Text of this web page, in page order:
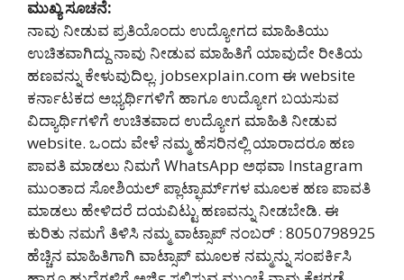
ಮುಖ್ಯ ಸೂಚನೆ:
ನಾವು ನೀಡುವ ಪ್ರತಿಯೊಂದು ಉದ್ಯೋಗದ ಮಾಹಿತಿಯು
ಉಚಿತವಾಗಿದ್ದು ನಾವು ನೀಡುವ ಮಾಹಿತಿಗೆ ಯಾವುದೇ ರೀತಿಯ
ಹಣವನ್ನು ಕೇಳುವುದಿಲ್ಲ. jobsexplain.com ಈ website
ಕರ್ನಾಟಕದ ಅಭ್ಯರ್ಥಿಗಳಿಗೆ ಹಾಗೂ ಉದ್ಯೋಗ ಬಯಸುವ
ವಿದ್ಯಾರ್ಥಿಗಳಿಗೆ ಉಚಿತವಾದ ಉದ್ಯೋಗ ಮಾಹಿತಿ ನೀಡುವ
website. ಒಂದು ವೇಳೆ ನಮ್ಮ ಹೆಸರಿನಲ್ಲಿ ಯಾರಾದರೂ ಹಣ
ಪಾವತಿ ಮಾಡಲು ನಿಮಗೆ WhatsApp ಅಥವಾ Instagram
ಮುಂತಾದ ಸೋಶಿಯಲ್ ಪ್ಲಾಟ್ಫಾರ್ಮ್‌ಗಳ ಮೂಲಕ ಹಣ ಪಾವತಿ
ಮಾಡಲು ಹೇಳಿದರೆ ದಯವಿಟ್ಟು ಹಣವನ್ನು ನೀಡಬೇಡಿ‌. ಈ
ಕುರಿತು ನಮಗೆ ತಿಳಿಸಿ ನಮ್ಮ ವಾಟ್ಸಾಪ್ ನಂಬರ್ : 8050798925
ಹೆಚ್ಚಿನ ಮಾಹಿತಿಗಾಗಿ ವಾಟ್ಸಾಪ್ ಮೂಲಕ ನಮ್ಮನ್ನು ಸಂಪರ್ಕಿಸಿ